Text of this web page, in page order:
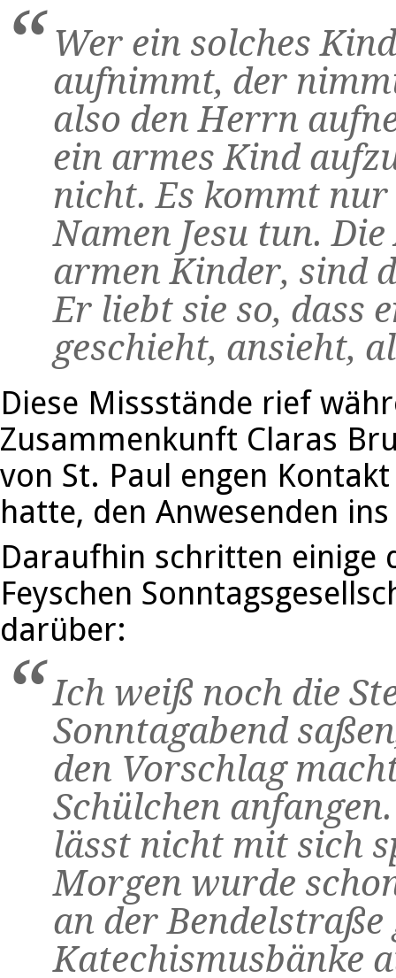
Wer ein solches
aufnimmt, der
also den Herrn
ein armes Kind
nicht. Es kommt
Namen Jesu tun.
armen Kinder, sind
Er liebt sie so, dass
geschieht, ansieht,
Diese Missstände rief
Zusammenkunft Claras
von St. Paul engen
hatte, den Anwesenden
Daraufhin schritten einige
Feyschen
darüber:
Ich weiß noch die
Sonntagabend
den Vorschlag
Schülchen
lässt nicht mit sich
Morgen wurde
an der
Katechismusbänke